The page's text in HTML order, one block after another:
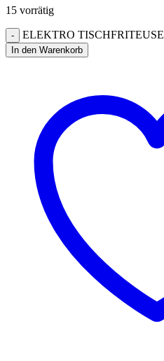
15 vorrätig
ELEKTRO
In den Warenkorb